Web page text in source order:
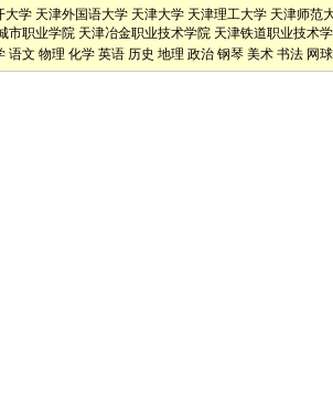
大学 天津外国语大学 天津大学 天津理工大学 天津师范
市职业学院 天津冶金职业技术学院 天津铁道职业技术
语文 物理 化学 英语 历史 地理 政治 钢琴 美术 书法 网球